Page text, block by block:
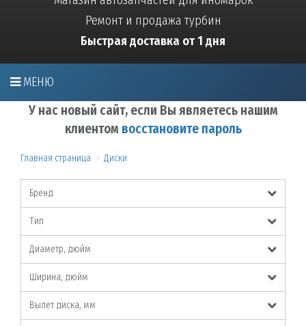
Ремонт и продажа турбин
Быстрая доставка от 1 дня
МЕНЮ
У нас новый сайт, если Вы являетесь нашим
клиентом восстановите пароль
Главная страница Диски
Бренд
Тип
Диаметр, дюйм
Ширина, дюйм
Вылет диска, мм